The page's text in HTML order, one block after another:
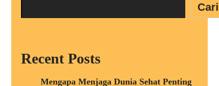
Cari
Recent Posts
Mengapa Menjaga Dunia Sehat Penting